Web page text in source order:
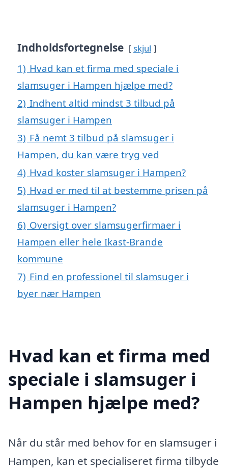
Indholdsfortegnelse skjul
1) Hvad kan et firma med speciale i
slamsuger i Hampen hjælpe med?
2) Indhent altid mindst 3 tilbud på
slamsuger i Hampen
3) Få nemt 3 tilbud på slamsuger i
Hampen, du kan være tryg ved
4) Hvad koster slamsuger i Hampen?
5) Hvad er med til at bestemme prisen på
slamsuger i Hampen?
6) Oversigt over slamsugerfirmaer i
Hampen eller hele Ikast-Brande
kommune
7) Find en professionel til slamsuger i
byer nær Hampen
Hvad kan et firma med
speciale i slamsuger i
Hampen hjælpe med?
Når du står med behov for en slamsuger i
Hampen, kan et specialiseret firma tilbyde